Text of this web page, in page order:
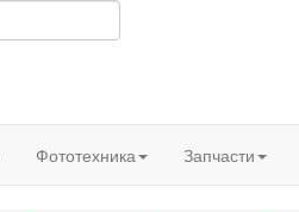
Фототехника Запчасти